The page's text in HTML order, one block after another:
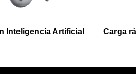
Inteligencia Artificial
Carga